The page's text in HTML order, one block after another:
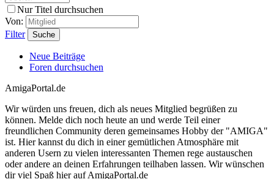
Nur Titel durchsuchen
Von:
Filter
Suche
Neue Beiträge
Foren durchsuchen
AmigaPortal.de
Wir würden uns freuen, dich als neues Mitglied begrüßen zu
können. Melde dich noch heute an und werde Teil einer
freundlichen Community deren gemeinsames Hobby der "AMIGA"
ist. Hier kannst du dich in einer gemütlichen Atmosphäre mit
anderen Usern zu vielen interessanten Themen rege austauschen
oder andere an deinen Erfahrungen teilhaben lassen. Wir wünschen
dir viel Spaß hier auf AmigaPortal.de